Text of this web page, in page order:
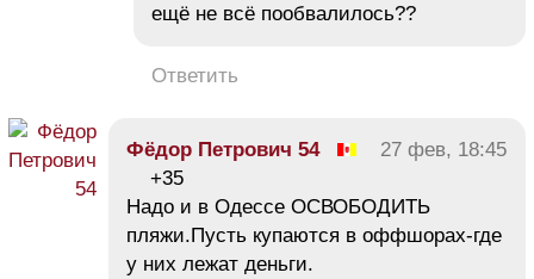
ещё не всё пообвалилось??
Ответить
Фёдор Петрович 54
27 фев, 18:45
+35
Надо и в Одессе ОСВОБОДИТЬ
пляжи.Пусть купаются в оффшорах-где
у них лежат деньги.